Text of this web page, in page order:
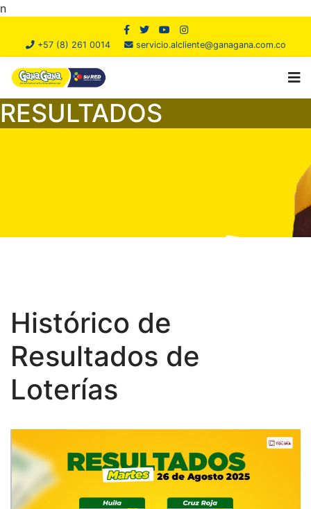
n
+57 (8) 261 0014 servicio.alcliente@ganagana.com.co
RESULTADOS
Histórico de
Resultados de
Loterías